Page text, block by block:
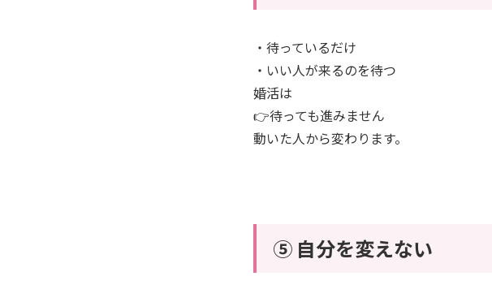
・待っているだけ
・いい人が来るのを待つ
婚活は
👉待っても進みません
動いた人から変わります。
⑤ 自分を変えない